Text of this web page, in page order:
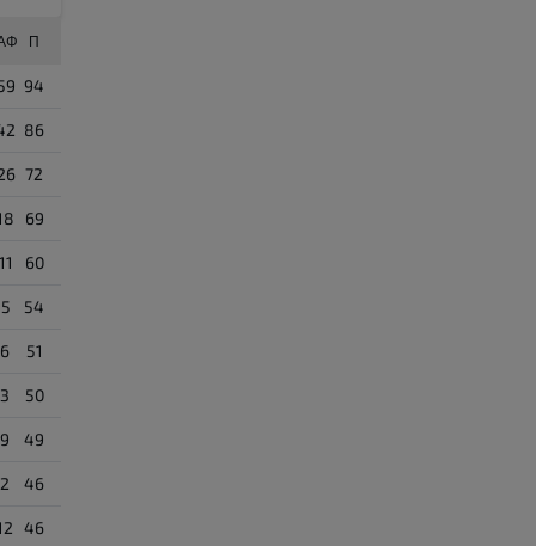
Π
94
86
72
69
60
54
51
50
49
46
46